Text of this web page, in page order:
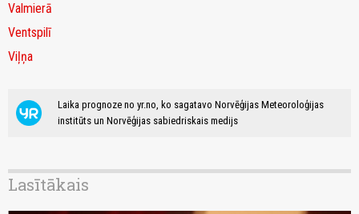
Valmierā
Ventspilī
Viļņa
Laika prognoze no yr.no, ko sagatavo Norvēģijas Meteoroloģijas
institūts un Norvēģijas sabiedriskais medijs
Lasītākais